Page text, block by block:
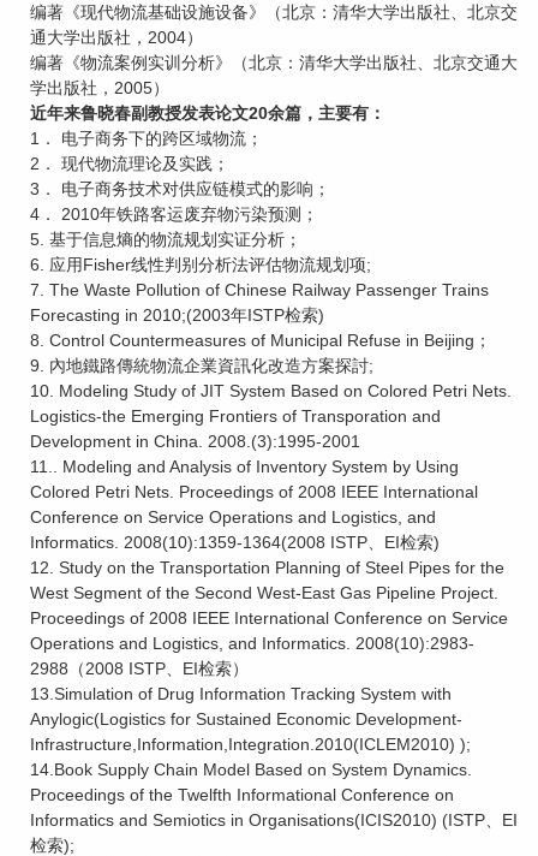
编著《现代物流基础设施设备》（北京：清华大学出版社、北京交
通大学出版社，2004）
编著《物流案例实训分析》（北京：清华大学出版社、北京交通大
学出版社，2005）
近年来鲁晓春副教授发表论文20余篇，主要有：
1． 电子商务下的跨区域物流；
2． 现代物流理论及实践；
3． 电子商务技术对供应链模式的影响；
4． 2010年铁路客运废弃物污染预测；
5. 基于信息熵的物流规划实证分析；
6. 应用Fisher线性判别分析法评估物流规划项;
7. The Waste Pollution of Chinese Railway Passenger Trains
Forecasting in 2010;(2003年ISTP检索)
8. Control Countermeasures of Municipal Refuse in Beijing；
9. 內地鐵路傳統物流企業資訊化改造方案探討;
10. Modeling Study of JIT System Based on Colored Petri Nets.
Logistics-the Emerging Frontiers of Transporation and
Development in China. 2008.(3):1995-2001
11.. Modeling and Analysis of Inventory System by Using
Colored Petri Nets. Proceedings of 2008 IEEE International
Conference on Service Operations and Logistics, and
Informatics. 2008(10):1359-1364(2008 ISTP、EI检索)
12. Study on the Transportation Planning of Steel Pipes for the
West Segment of the Second West-East Gas Pipeline Project.
Proceedings of 2008 IEEE International Conference on Service
Operations and Logistics, and Informatics. 2008(10):2983-
2988（2008 ISTP、EI检索）
13.Simulation of Drug Information Tracking System with
Anylogic(Logistics for Sustained Economic Development-
Infrastructure,Information,Integration.2010(ICLEM2010) );
14.Book Supply Chain Model Based on System Dynamics.
Proceedings of the Twelfth Informational Conference on
Informatics and Semiotics in Organisations(ICIS2010) (ISTP、EI
检索);